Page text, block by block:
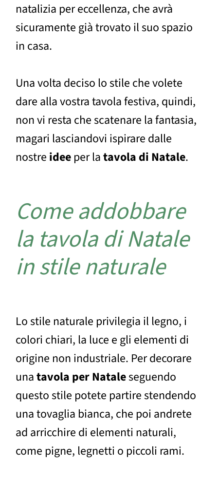
natalizia per eccellenza, che avrà
sicuramente già trovato il suo spazio
in casa.
Una volta deciso lo stile che volete
dare alla vostra tavola festiva, quindi,
non vi resta che scatenare la fantasia,
magari lasciandovi ispirare dalle
nostre idee per latavola di Natale.
Come addobbare
la tavola di Natale
in stile naturale
Lo stile naturale privilegia il legno, i
colori chiari, la luce e gli elementi di
origine non industriale. Per decorare
unatavola per Nataleseguendo
questo stile potete partire stendendo
una tovaglia bianca, che poi andrete
ad arricchire di elementi naturali,
come pigne, legnetti o piccoli rami.